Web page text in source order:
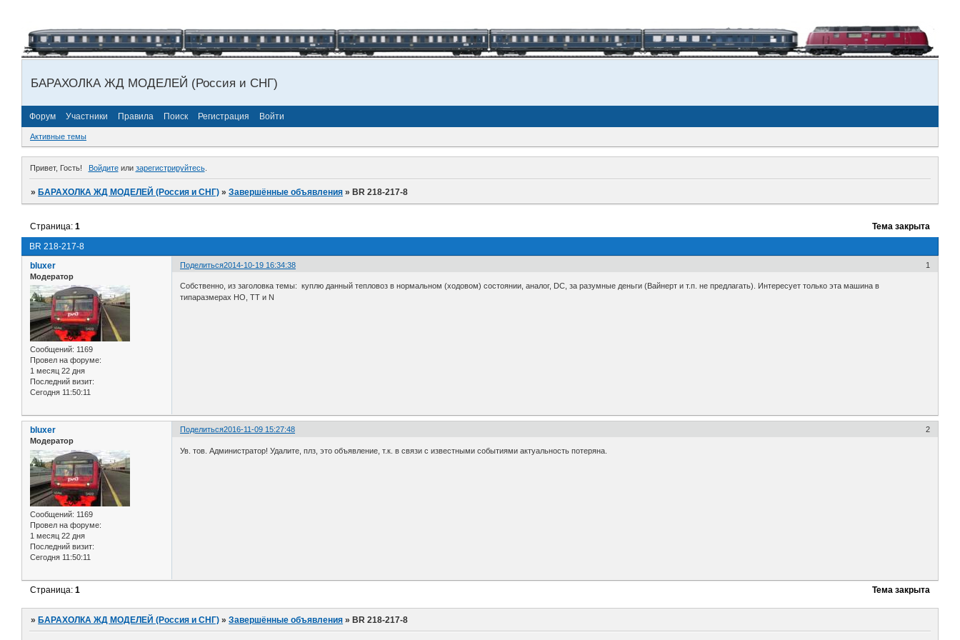
БАРАХОЛКА ЖД МОДЕЛЕЙ (Россия и СНГ)
Форум Участники Правила Поиск Регистрация Войти
Активные темы
Привет, Гость! Войдитеили зарегистрируйтесь.
»БАРАХОЛКА ЖД МОДЕЛЕЙ (Россия и СНГ) »Завершённые объявления »BR 218-217-8
BR 218-217-8
Страница:1 Тема закрыта
Поделиться 1
2014-10-19 16:34:38
bluxer
Модератор
Сообщений: 1169
Провел на форуме:
1 месяц 22 дня
Последний визит:
Сегодня 11:50:11
Собственно, из заголовка темы: куплю данный тепловоз в нормальном (ходовом) состоянии, аналог, DC, за разумные деньги (Вайнерт и т.п. не предлагать). Интересует только эта машина в
типаразмерах НО, ТТ и N
Поделиться 2
2016-11-09 15:27:48
bluxer
Модератор
Сообщений: 1169
Провел на форуме:
1 месяц 22 дня
Последний визит:
Сегодня 11:50:11
Ув. тов. Администратор! Удалите, плз, это объявление, т.к. в связи с известными событиями актуальность потеряна.
Тема закрыта
Страница:1
» БАРАХОЛКА ЖД МОДЕЛЕЙ (Россия и СНГ) »Завершённые объявления » BR 218-217-8